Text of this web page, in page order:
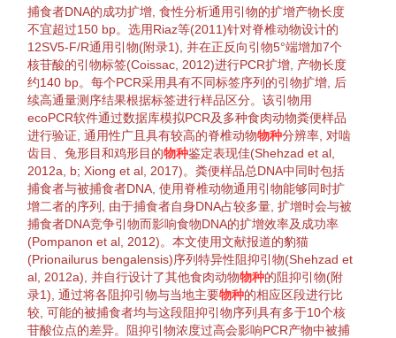
捕食者DNA的成功扩增 食性分析通用引物的扩增产物长度
不宜超过150 bp。选用Riaz等(2011)针对脊椎动物设计的
12SV5-F/R通用引物(附录1), 并在正反向引物5°端增加7个
核苷酸的引物标签(Coissac, 2012)进行PCR扩增 , 产物长度
约140 bp。每个PCR采用具有不同标签序列的引物扩增 , 后
续高通量测序结果根据标签进行样品区分。该引物用
ecoPCR软件通过数据库模拟PCR及多种食肉动物粪便样品
进行验证 , 通用性广且具有较高的脊椎动物物种分辨率 , 对啮
齿目、兔形目和鸡形目的物种鉴定表现佳(Shehzad et al,
2012a
b; Xiong et al, 2017)。粪便样品总DNA中同时包括
捕食者与被捕食者DNA, 使用脊椎动物通用引物能够同时扩
增二者的序列, 由于捕食者自身DNA占较多量, 扩增时会与被
捕食者DNA竞争引物而影响食物DNA的扩增效率及成功率
(Pompanon et al, 2012)。本文使用文献报道的豹猫
(Prionailurus bengalensis)序列特异性阻抑引物(Shehzad et
al, 2012a), 并自行设计了其他食肉动物物种的阻抑引物(附
录1), 通过将各阻抑引物与当地主要物种的相应区段进行比
较, 可能的被捕食者均与这段阻抑引物序列具有多于10个核
苷酸位点的差异。阻抑引物浓度过高会影响PCR产物中被捕